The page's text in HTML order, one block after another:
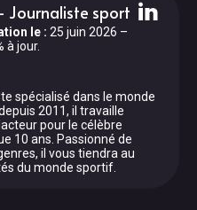
Journaliste sport
le: 25 juin 2026 –
à jour.
spécialisé dans le monde
2011, il travaille
pour le célèbre
10 ans. Passionné de
il vous tiendra au
du monde sportif.